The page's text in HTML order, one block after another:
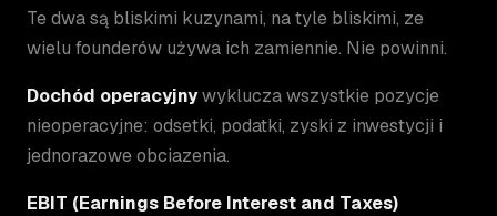
Te dwa są bliskimi kuzynami, na tyle bliskimi, ze
wielu founderów używa ich zamiennie. Nie powinni.
Dochód operacyjnywyklucza wszystkie pozycje
nieoperacyjne: odsetki, podatki, zyski z inwestycji i
jednorazowe obciazenia.
EBIT (Earnings Before Interest and Taxes)